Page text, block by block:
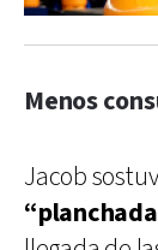
Menos
Jacob